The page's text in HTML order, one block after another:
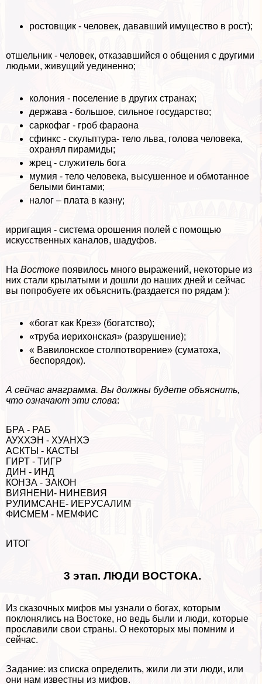
ростовщик - человек, дававший имущество в рост);
отшельник - человек, отказавшийся о общения с другими
людьми, живущий уединенно;
колония - поселение в других странах;
держава - большое, сильное государство;
саркофаг - гроб фараона
сфинкс - скульптура- тело льва, голова человека,
охранял пирамиды;
жрец - служитель бога
мумия - тело человека, высушенное и обмотанное
белыми бинтами;
налог – плата в казну;
ирригация - система орошения полей с помощью
искусственных каналов, шадуфов.
На Востоке появилось много выражений, некоторые из
них стали крылатыми и дошли до наших дней и сейчас
вы попробуете их объяснить.(раздается по рядам ):
«богат как Крез» (богатство);
«труба иерихонская» (разрушение);
« Вавилонское столпотворение» (суматоха,
беспорядок).
А сейчас анаграмма. Вы должны будете объяснить,
что означают эти слова:
БРА - РАБ
АУХХЭН - ХУАНХЭ
АСКТЫ - КАСТЫ
ГИРТ - ТИГР
ДИН - ИНД
КОНЗА - ЗАКОН
ВИЯНЕНИ- НИНЕВИЯ
РУЛИМСАНЕ- ИЕРУСАЛИМ
ФИСМЕМ - МЕМФИС
ИТОГ
3 этап. ЛЮДИ ВОСТОКА.
Из сказочных мифов мы узнали о богах, которым
поклонялись на Востоке, но ведь были и люди, которые
прославили свои страны. О некоторых мы помним и
сейчас.
Задание: из списка определить, жили ли эти люди, или
они нам известны из мифов.